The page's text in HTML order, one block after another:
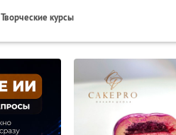
Творческие курсы